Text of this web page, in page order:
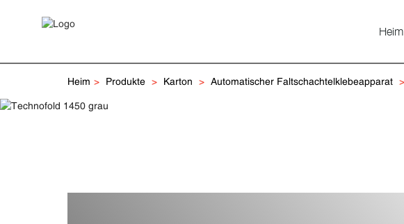
Heim
Heim Produkte Karton Automatischer Faltschachtelklebeapparat